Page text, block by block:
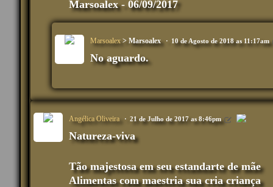
Marsoalex - 06/09/2017
Marsoalex> Marsoalex 10 de Agosto de 2018 as 11:17am
No aguardo.
Angélica Oliveira 21 de Julho de 2017 as 8:46pm
Natureza-viva
Tão majestosa em seu estandarte de mãe
Alimentas com maestria sua cria criança